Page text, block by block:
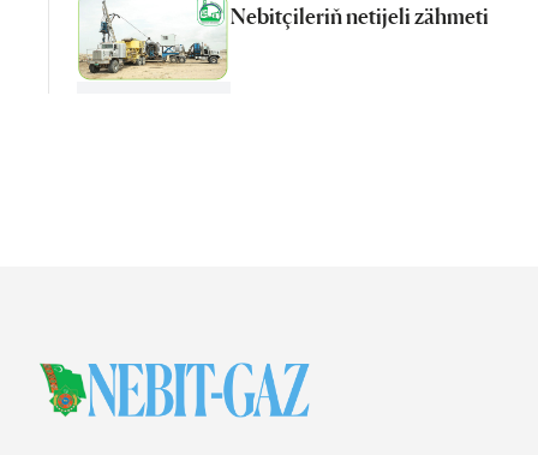
Nebitçileriň netijeli zähmeti